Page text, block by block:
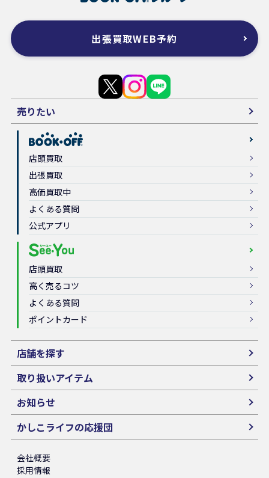
出張買取WEB予約
売りたい
店頭買取
出張買取
高価買取中
よくある質問
公式アプリ
店頭買取
高く売るコツ
よくある質問
ポイントカード
店舗を探す
取り扱いアイテム
お知らせ
かしこライフの応援団
会社概要
採用情報